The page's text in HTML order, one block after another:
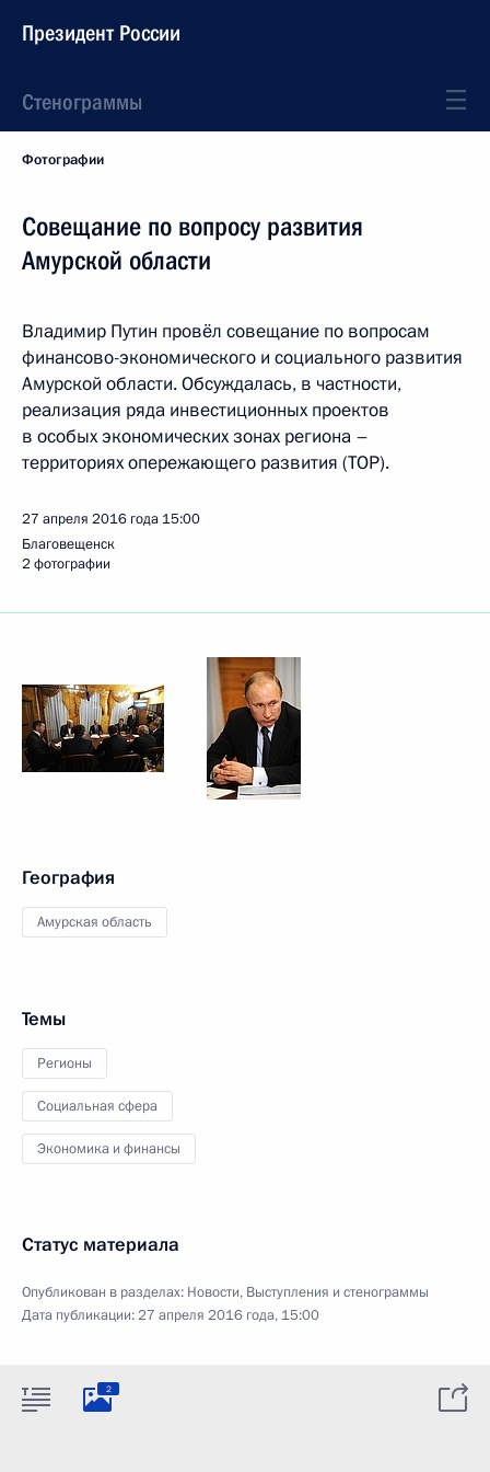
Президент России
Стенограммы
Фотографии
Совещание по вопросу развития
Амурской области
Владимир Путин провёл совещание по вопросам
финансово-экономического и социального развития
Амурской области. Обсуждалась, в частности,
реализация ряда инвестиционных проектов
в особых экономических зонах региона –
территориях опережающего развития (ТОР).
27 апреля 2016 года 15:00
Благовещенск
2 фотографии
География
Амурская область
Темы
Регионы
Социальная сфера
Экономика и финансы
Статус материала
Опубликован в разделах: Новости, Выступления и стенограммы
Дата публикации:27 апреля 2016 года, 15:00
2